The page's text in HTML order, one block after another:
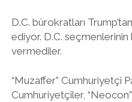
D.C. bürokratları
ediyor. D.C.
vermediler.
“Muzaffer” Cumhuriyetçi
Cumhuriyetçiler,